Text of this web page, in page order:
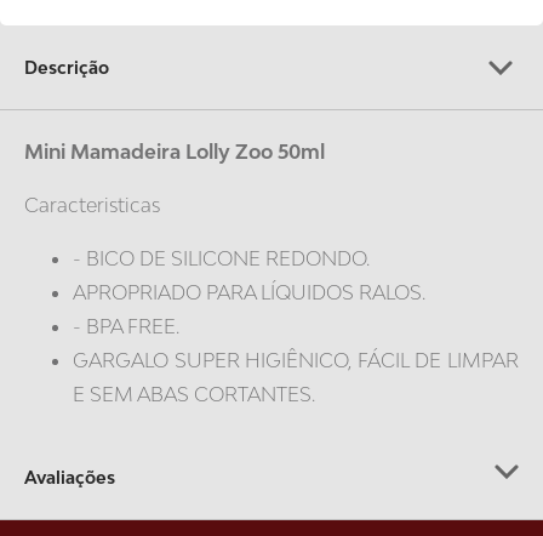
Descrição
Mini Mamadeira Lolly Zoo 50ml
Caracteristicas
- BICO DE SILICONE REDONDO.
APROPRIADO PARA LÍQUIDOS RALOS.
- BPA FREE.
GARGALO SUPER HIGIÊNICO, FÁCIL DE LIMPAR
E SEM ABAS CORTANTES.
Avaliações
9º
gelatina
10º chupeta kuka